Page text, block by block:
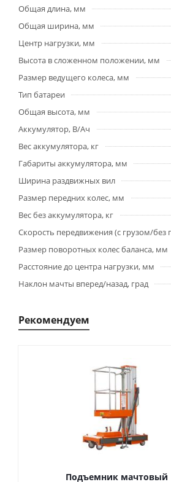
Общая длина, мм
Общая ширина, мм
Центр нагрузки, мм
Высота в сложенном положении, мм
Размер ведущего колеса, мм
Тип батареи
Общая высота, мм
Аккумулятор, В/Ач
Вес аккумулятора, кг
Габариты аккумулятора, мм
Ширина раздвижных вил
Размер передних колес, мм
Вес без аккумулятора, кг
Скорость передвижения (с грузом/без
Размер поворотных колес баланса, мм
Расстояние до центра нагрузки, мм
Наклон мачты вперед/назад, град
Рекомендуем
Подъемник мачтовый